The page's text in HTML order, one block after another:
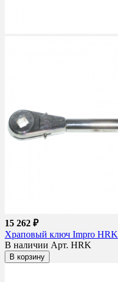
15 262 ₽
Храповый ключ Impro HRK
В наличии Арт. HRK
В корзину